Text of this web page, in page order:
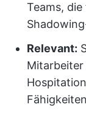
Teams,
Relevant:
Mitarbeiter